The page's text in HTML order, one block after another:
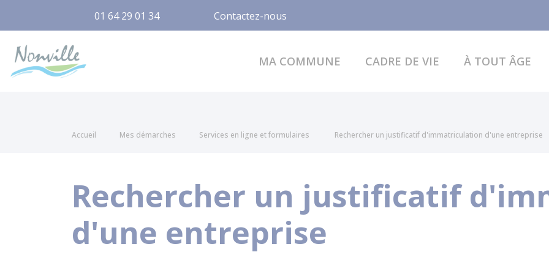
01 64 29 01 34 Contactez-nous
MA COMMUNE CADRE DE VIE À TOUT ÂGE
Accueil Mes démarches Services en ligne et formulaires Rechercher un justificatif d'immatriculation d'une entreprise
Rechercher un justificatif
d'une entreprise